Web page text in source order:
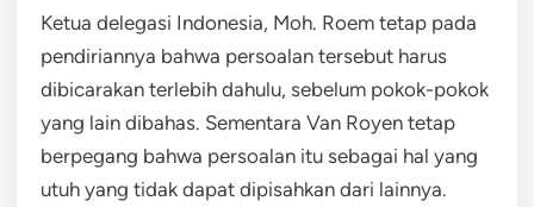
Ketua delegasi Indonesia, Moh. Roem tetap pada
pendiriannya bahwa persoalan tersebut harus
dibicarakan terlebih dahulu, sebelum pokok-pokok
yang lain dibahas. Sementara Van Royen tetap
berpegang bahwa persoalan itu sebagai hal yang
utuh yang tidak dapat dipisahkan dari lainnya.